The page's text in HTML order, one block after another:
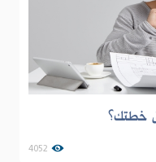
خطتك؟
4052